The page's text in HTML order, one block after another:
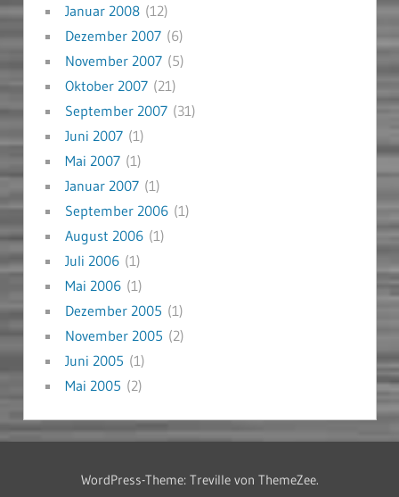
Januar 2008(12)
Dezember 2007(6)
November 2007(5)
Oktober 2007(21)
September 2007(31)
Juni 2007(1)
Mai 2007(1)
Januar 2007(1)
September 2006(1)
August 2006(1)
Juli 2006(1)
Mai 2006(1)
Dezember 2005 (1)
November 2005 (2)
Juni 2005 (1)
Mai 2005 (2)
WordPress-Theme: Treville von ThemeZee.